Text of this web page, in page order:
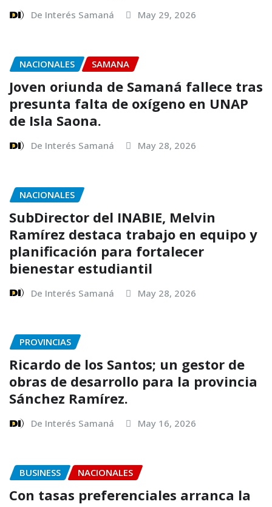
De Interés Samaná May 29, 2026
NACIONALES SAMANA
Joven oriunda de Samaná fallece tras
presunta falta de oxígeno en UNAP
de Isla Saona.
De Interés Samaná May 28, 2026
NACIONALES
SubDirector del INABIE, Melvin
Ramírez destaca trabajo en equipo y
planificación para fortalecer
bienestar estudiantil
De Interés Samaná May 28, 2026
PROVINCIAS
Ricardo de los Santos; un gestor de
obras de desarrollo para la provincia
Sánchez Ramírez.
De Interés Samaná May 16, 2026
BUSINESS NACIONALES
Con tasas preferenciales arranca la